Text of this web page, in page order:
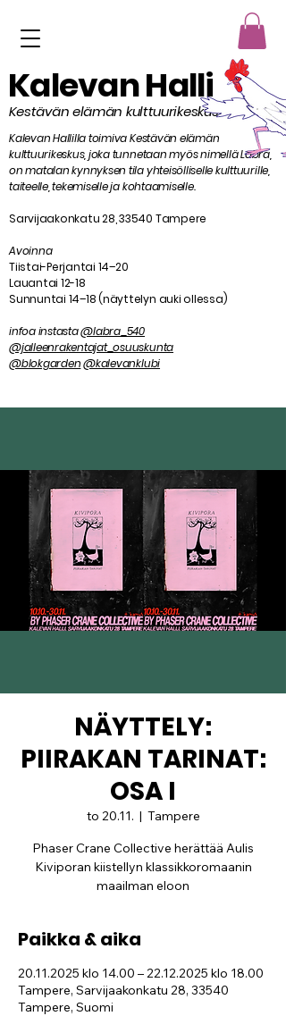
Kestävän elämän kulttuurikeskus
Kalevan Hallilla toimiva Kestävän elämän
kulttuurikeskus, joka tunnetaan myös nimellä Labra,
on matalan kynnyksen tila yhteisölliselle kulttuurille,
taiteelle, tekemiselle ja kohtaamiselle.
Sarvijaakonkatu 28, 33540 Tampere
Avoinna
Tiistai-Perjantai 14–20
Lauantai 12-18
Sunnuntai 14–18 (näyttelyn auki ollessa)
infoa instasta@labra_540
@jalleenrakentajat_osuuskunta
@blokgarden@kalevanklubi
Kalevan Halli
NÄYTTELY:
PIIRAKAN TARINAT:
OSA I
to 20.11.
  |
Tampere
Phaser Crane Collective herättää Aulis
Kiviporan kiistellyn klassikkoromaanin
maailman eloon
Paikka & aika
20.11.2025 klo 14.00 – 22.12.2025 klo 18.00
Tampere, Sarvijaakonkatu 28, 33540
Tampere, Suomi